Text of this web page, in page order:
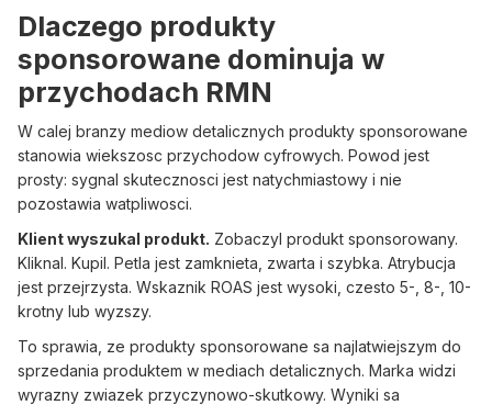
Dlaczego produkty
sponsorowane dominuja w
przychodach RMN
W calej branzy mediow detalicznych produkty sponsorowane
stanowia wiekszosc przychodow cyfrowych. Powod jest
prosty: sygnal skutecznosci jest natychmiastowy i nie
pozostawia watpliwosci.
Klient wyszukal produkt. Zobaczyl produkt sponsorowany.
Kliknal. Kupil. Petla jest zamknieta, zwarta i szybka. Atrybucja
jest przejrzysta. Wskaznik ROAS jest wysoki, czesto 5-, 8-, 10-
krotny lub wyzszy.
To sprawia, ze produkty sponsorowane sa najlatwiejszym do
sprzedania produktem w mediach detalicznych. Marka widzi
wyrazny zwiazek przyczynowo-skutkowy. Wyniki sa